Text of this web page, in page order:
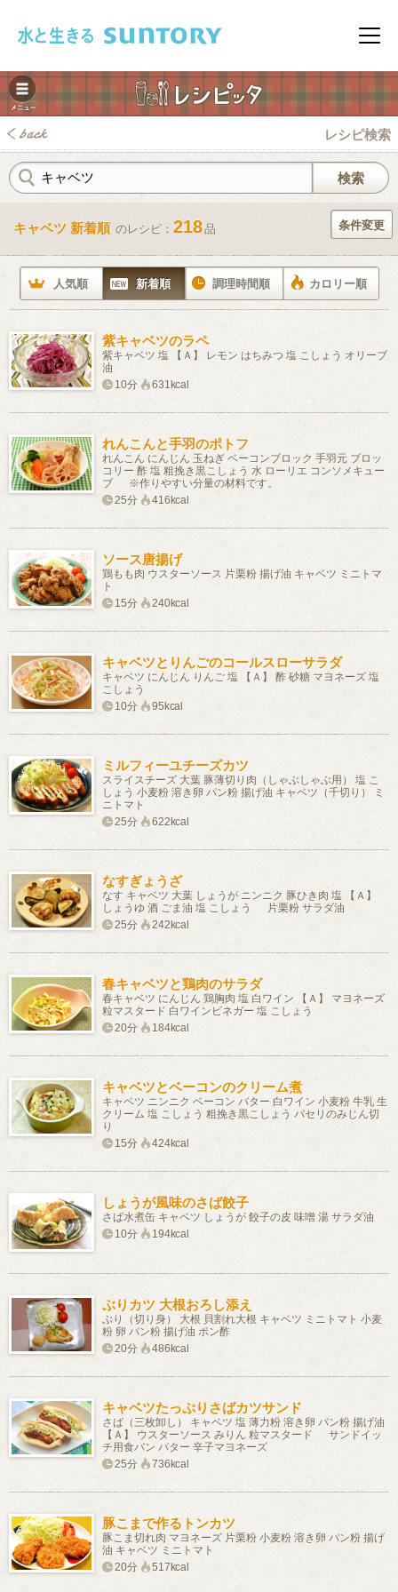
メニ
レシピ検索
キャベツ 新着順 のレシピ： 218品 条件変更
人気順 新着順 調理時間順 カロリー順
紫キャベツのラペ
紫キャベツ 塩 【Ａ】 レモン はちみつ 塩 こしょう オリーブ
油
10分
631kcal
れんこんと手羽のポトフ
れんこん にんじん 玉ねぎ ベーコンブロック 手羽元 ブロッ
コリー 酢 塩 粗挽き黒こしょう 水 ローリエ コンソメキュー
ブ ※作りやすい分量の材料です。
25分
416kcal
ソース唐揚げ
鶏もも肉 ウスターソース 片栗粉 揚げ油 キャベツ ミニトマ
ト
15分
240kcal
キャベツとりんごのコールスローサラダ
キャベツ にんじん りんご 塩 【Ａ】 酢 砂糖 マヨネーズ 塩
こしょう
10分
95kcal
ミルフィーユチーズカツ
スライスチーズ 大葉 豚薄切り肉（しゃぶしゃぶ用） 塩 こ
しょう 小麦粉 溶き卵 パン粉 揚げ油 キャベツ（千切り） ミ
ニトマト
25分
622kcal
なすぎょうざ
なす キャベツ 大葉 しょうが ニンニク 豚ひき肉 塩 【Ａ】
しょうゆ 酒 ごま油 塩 こしょう 片栗粉 サラダ油
25分
242kcal
春キャベツと鶏肉のサラダ
春キャベツ にんじん 鶏胸肉 塩 白ワイン 【Ａ】 マヨネーズ
粒マスタード 白ワインビネガー 塩 こしょう
20分
184kcal
キャベツとベーコンのクリーム煮
キャベツ ニンニク ベーコン バター 白ワイン 小麦粉 牛乳 生
クリーム 塩 こしょう 粗挽き黒こしょう パセリのみじん切
り
15分
424kcal
しょうが風味のさば餃子
さば水煮缶 キャベツ しょうが 餃子の皮 味噌 湯 サラダ油
10分
194kcal
ぶりカツ 大根おろし添え
ぶり（切り身） 大根 貝割れ大根 キャベツ ミニトマト 小麦
粉 卵 パン粉 揚げ油 ポン酢
20分
486kcal
キャベツたっぷりさばカツサンド
さば（三枚卸し） キャベツ 塩 薄力粉 溶き卵 パン粉 揚げ油
【Ａ】 ウスターソース みりん 粒マスタード サンドイッ
チ用食パン バター 辛子マヨネーズ
25分
736kcal
豚こまで作るトンカツ
豚こま切れ肉 マヨネーズ 片栗粉 小麦粉 溶き卵 パン粉 揚げ
油 キャベツ ミニトマト
20分
517kcal